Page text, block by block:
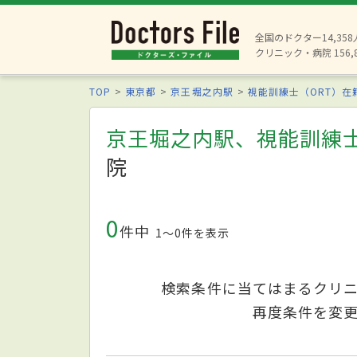
全国のドクター14,358
クリニック・病院
TOP 東京都 京王堀之内駅 視能訓練士（ORT）在
京王堀之内駅、視能訓練
院
0件中 1〜0件を表示
検索条件に当てはまるクリ
再度条件を変